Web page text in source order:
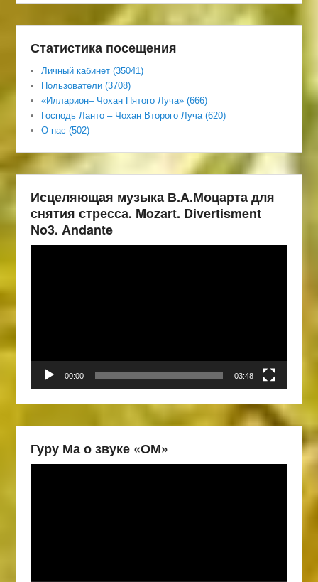
Статистика посещения
Личный кабинет (35041)
Пользователи (3708)
«Илларион– Чохан Пятого Луча» (666)
Господь Ланто – Чохан Второго Луча (620)
О нас (502)
Исцеляющая музыка В.А.Моцарта для
снятия стресса. Mozart. Divertisment
No3. Andante
00:00 03:48
Гуру Ма о звуке «ОМ»